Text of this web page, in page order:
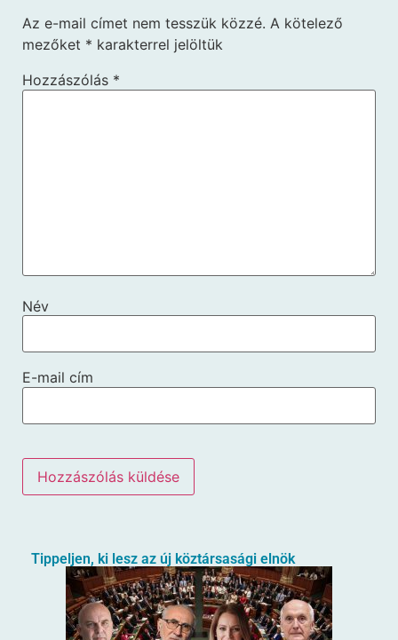
Az e-mail címet nem tesszük közzé. A kötelező
mezőket * karakterrel jelöltük
Hozzászólás *
Név
E-mail cím
Tippeljen, ki lesz az új köztársasági elnök